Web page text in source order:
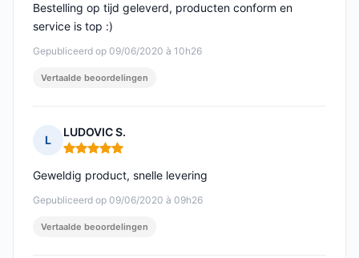
Gepubliceerd op 09/06/2020 à 10h26
Bestelling op tijd geleverd, producten conform en
service is top :)
Vertaalde beoordelingen
L
LUDOVIC S.
Opmerking: 5 van 5
Gepubliceerd op 09/06/2020 à 09h26
Geweldig product, snelle levering
Vertaalde beoordelingen